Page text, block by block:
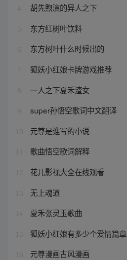
4 胡先煦演的异人之下
5 东方红树叶饮料
6 东方树叶什么时候出的
7 狐妖小红娘卡牌游戏推荐
8 一人之下夏禾渣女
9 super孙悟空歌词中文翻译
10 元尊是谁写的小说
歌曲悟空歌词解释
12 花儿影视大全在线观看
13 无上魂道
14 夏禾张灵玉歌曲
15 狐妖小红娘有多少个爱情篇章
16 元尊漫画古风漫画